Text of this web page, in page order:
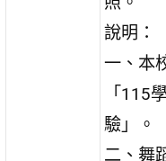
說明：
一、本
「115
驗」。
二、舞